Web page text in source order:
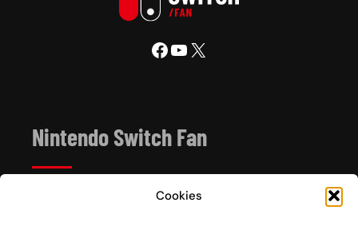
Cookies
Facebook YouTube X
Nintendo Switch Fan
Depuis 2017, Nintendo Switch Fan est un site de